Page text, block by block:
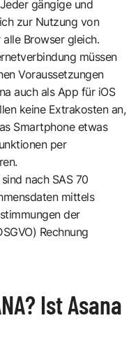
gängige und
zur Nutzung von
Browser gleich.
müssen
Voraussetzungen
auch als App für iOS
keine Extrakosten an,
Smartphone etwas
per
nach SAS 70
mittels
der
Rechnung
Ist Asana